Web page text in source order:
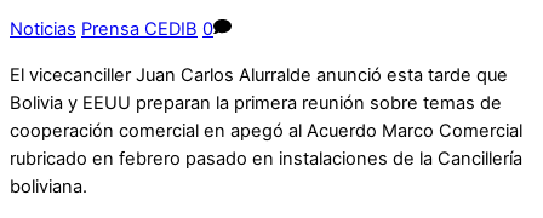
Noticias Prensa CEDIB 0
El vicecanciller Juan Carlos Alurralde anunció esta tarde que
Bolivia y EEUU preparan la primera reunión sobre temas de
cooperación comercial en apegó al Acuerdo Marco Comercial
rubricado en febrero pasado en instalaciones de la Cancillería
boliviana.